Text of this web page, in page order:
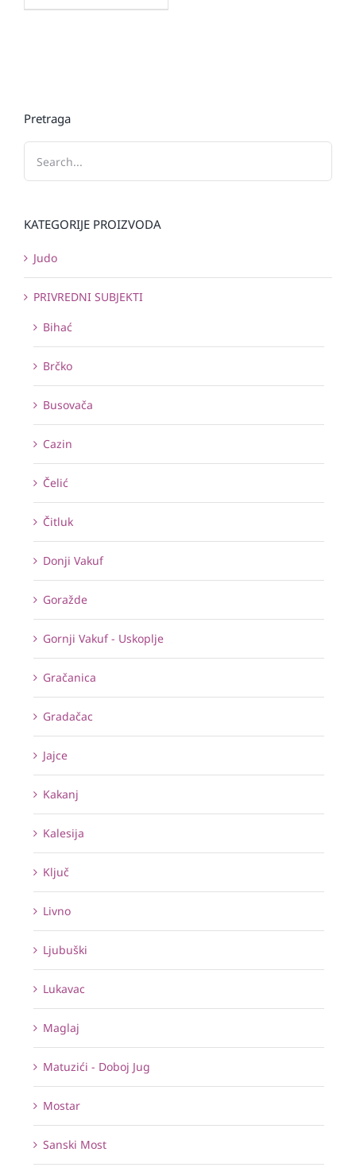
Pretraga
KATEGORIJE PROIZVODA
Judo
PRIVREDNI SUBJEKTI
Bihać
Brčko
Busovača
Cazin
Čelić
Čitluk
Donji Vakuf
Goražde
Gornji Vakuf - Uskoplje
Gračanica
Gradačac
Jajce
Kakanj
Kalesija
Ključ
Livno
Ljubuški
Lukavac
Maglaj
Matuzići - Doboj Jug
Mostar
Sanski Most